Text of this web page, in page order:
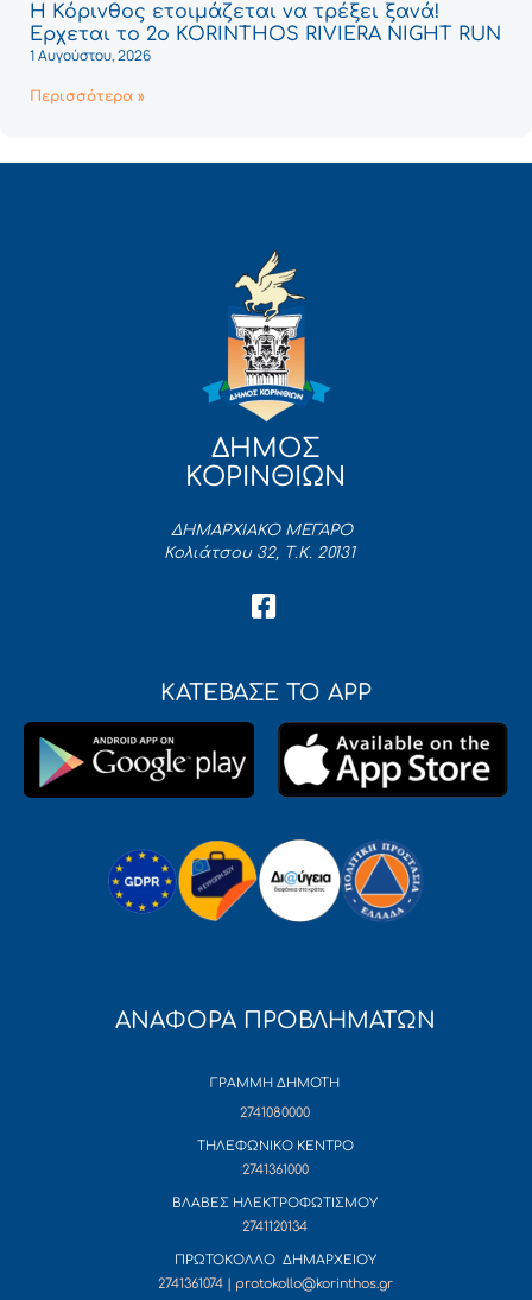
Η Κόρινθος ετοιμάζεται να τρέξει ξανά!
Έρχεται το 2ο KORINTHOS RIVIERA NIGHT RUN
1 Αυγούστου, 2026
Περισσότερα »
ΔΗΜΟΣ
ΚΟΡΙΝΘΙΩΝ
ΔΗΜΑΡΧΙΑΚΟ ΜΕΓΑΡΟ
Κολιάτσου 32, Τ.Κ. 20131
ΚΑΤΕΒΑΣΕ ΤΟ APP
ΑΝΑΦΟΡΑ ΠΡΟΒΛΗΜΑΤΩΝ
ΓΡΑΜΜΗ ΔΗΜΟΤΗ
2741080000
ΤΗΛΕΦΩΝΙΚΟ ΚΕΝΤΡΟ
2741361000
ΒΛΑΒΕΣ ΗΛΕΚΤΡΟΦΩΤΙΣΜΟΥ
2741120134
ΠΡΩΤΟΚΟΛΛΟ ΔΗΜΑΡΧΕΙΟΥ
2741361074 | protokollo@korinthos.gr